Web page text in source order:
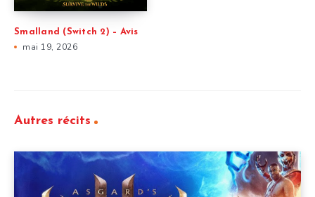
Smalland (Switch 2) – Avis
mai 19, 2026
Autres récits